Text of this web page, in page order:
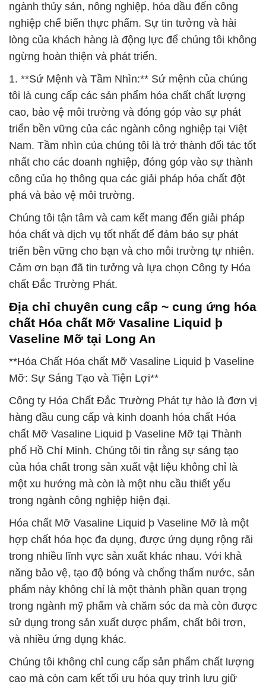
ngành thủy sản, nông nghiệp, hóa dầu đến công
nghiệp chế biến thực phẩm. Sự tin tưởng và hài
lòng của khách hàng là động lực để chúng tôi không
ngừng hoàn thiện và phát triển.
1. **Sứ Mệnh và Tầm Nhìn:** Sứ mệnh của chúng
tôi là cung cấp các sản phẩm hóa chất chất lượng
cao, bảo vệ môi trường và đóng góp vào sự phát
triển bền vững của các ngành công nghiệp tại Việt
Nam. Tầm nhìn của chúng tôi là trở thành đối tác tốt
nhất cho các doanh nghiệp, đóng góp vào sự thành
công của họ thông qua các giải pháp hóa chất đột
phá và bảo vệ môi trường.
Chúng tôi tận tâm và cam kết mang đến giải pháp
hóa chất và dịch vụ tốt nhất để đảm bảo sự phát
triển bền vững cho bạn và cho môi trường tự nhiên.
Cảm ơn bạn đã tin tưởng và lựa chọn Công ty Hóa
chất Đắc Trường Phát.
Địa chỉ chuyên cung cấp ~ cung ứng hóa
chất Hóa chất Mỡ Vasaline Liquid þ
Vaseline Mỡ tại Long An
**Hóa Chất Hóa chất Mỡ Vasaline Liquid þ Vaseline
Mỡ: Sự Sáng Tạo và Tiện Lợi**
Công ty Hóa Chất Đắc Trường Phát tự hào là đơn vị
hàng đầu cung cấp và kinh doanh hóa chất Hóa
chất Mỡ Vasaline Liquid þ Vaseline Mỡ tại Thành
phố Hồ Chí Minh. Chúng tôi tin rằng sự sáng tạo
của hóa chất trong sản xuất vật liệu không chỉ là
một xu hướng mà còn là một nhu cầu thiết yếu
trong ngành công nghiệp hiện đại.
Hóa chất Mỡ Vasaline Liquid þ Vaseline Mỡ là một
hợp chất hóa học đa dụng, được ứng dụng rộng rãi
trong nhiều lĩnh vực sản xuất khác nhau. Với khả
năng bảo vệ, tạo độ bóng và chống thấm nước, sản
phẩm này không chỉ là một thành phần quan trọng
trong ngành mỹ phẩm và chăm sóc da mà còn được
sử dụng trong sản xuất dược phẩm, chất bôi trơn,
và nhiều ứng dụng khác.
Chúng tôi không chỉ cung cấp sản phẩm chất lượng
cao mà còn cam kết tối ưu hóa quy trình lưu giữ